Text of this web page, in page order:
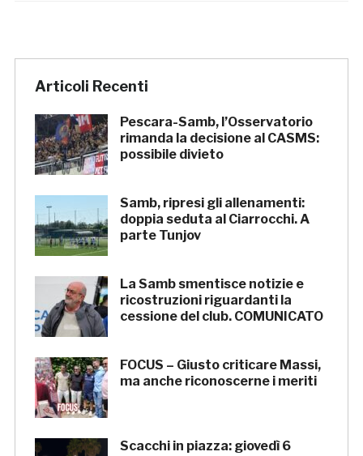
Articoli Recenti
Pescara-Samb, l’Osservatorio
rimanda la decisione al CASMS:
possibile divieto
Samb, ripresi gli allenamenti:
doppia seduta al Ciarrocchi. A
parte Tunjov
La Samb smentisce notizie e
ricostruzioni riguardanti la
cessione del club. COMUNICATO
FOCUS – Giusto criticare Massi,
ma anche riconoscerne i meriti
Scacchi in piazza: giovedì 6